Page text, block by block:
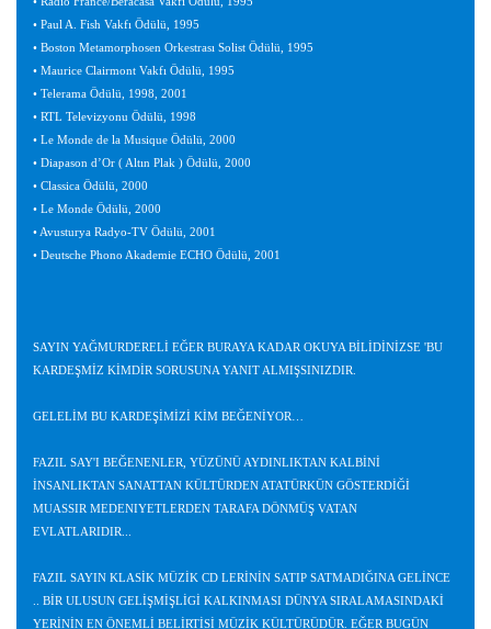
• Paul A. Fish Vakfı Ödülü, 1995
• Boston Metamorphosen Orkestrası Solist Ödülü, 1995
• Maurice Clairmont Vakfı Ödülü, 1995
• Telerama Ödülü, 1998, 2001
• RTL Televizyonu Ödülü, 1998
• Le Monde de la Musique Ödülü, 2000
• Diapason d’Or ( Altın Plak ) Ödülü, 2000
• Classica Ödülü, 2000
• Le Monde Ödülü, 2000
• Avusturya Radyo-TV Ödülü, 2001
• Deutsche Phono Akademie ECHO Ödülü, 2001
SAYIN YAĞMURDERELİ EĞER BURAYA KADAR OKUYA BİLİDİNİZSE 'BU
KARDEŞMİZ KİMDİR SORUSUNA YANIT ALMIŞSINIZDIR.
GELELİM BU KARDEŞİMİZİ KİM BEĞENİYOR…
FAZIL SAY'I BEĞENENLER, YÜZÜNÜ AYDINLIKTAN KALBİNİ
İNSANLIKTAN SANATTAN KÜLTÜRDEN ATATÜRKÜN GÖSTERDİĞİ
MUASSIR MEDENIYETLERDEN TARAFA DÖNMÜŞ VATAN
EVLATLARIDIR...
FAZIL SAYIN KLASİK MÜZİK CD LERİNİN SATIP SATMADIĞINA GELİNCE
.. BİR ULUSUN GELİŞMİŞLİGİ KALKINMASI DÜNYA SIRALAMASINDAKİ
YERİNİN EN ÖNEMLİ BELİRTİSİ MÜZİK KÜLTÜRÜDÜR. EĞER BUGÜN